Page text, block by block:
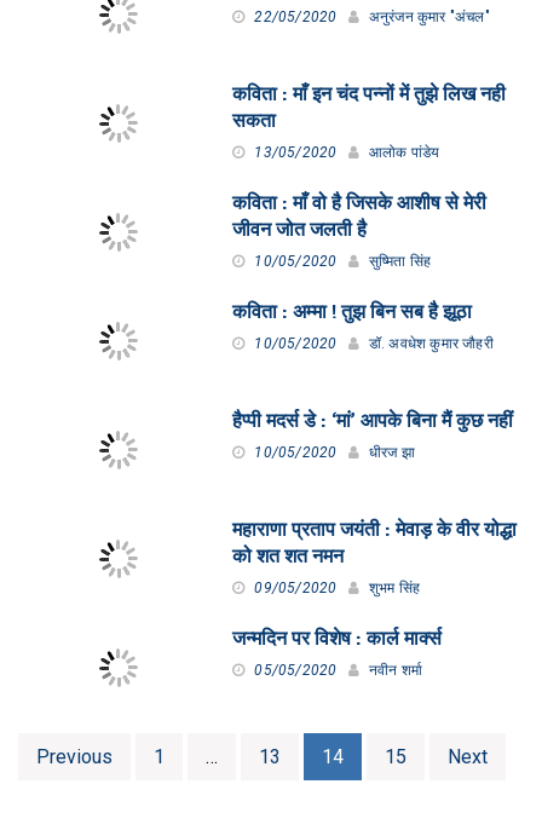
22/05/2020 अनुरंजन कुमार "अंचल"
कविता : माँ इन चंद पन्नों में तुझे लिख नही
सकता
13/05/2020 आलोक पांडेय
कविता : माँ वो है जिसके आशीष से मेरी
जीवन जोत जलती है
10/05/2020 सुष्मिता सिंह
कविता : अम्मा ! तुझ बिन सब है झूठा
10/05/2020 डॉ. अवधेश कुमार जौहरी
हैप्पी मदर्स डे : ‘मां’ आपके बिना मैं कुछ नहीं
10/05/2020 धीरज झा
महाराणा प्रताप जयंती : मेवाड़ के वीर योद्धा
को शत शत नमन
09/05/2020 शुभम सिंह
जन्मदिन पर विशेष : कार्ल मार्क्स
05/05/2020 नवीन शर्मा
Posts
Previous 1 … 13 14 15 Next